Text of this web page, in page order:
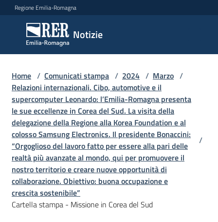
Vai al contenuto
Vai alla navigazione
Vai al footer
Regione Emilia-Romagna
Notizie
Notizie
Comunicati
stampa
Menu selezionato
Cerca
un
comunicato
Risorse
Home / Comunicati stampa / 2024 / Marzo /
Relazioni internazionali. Cibo, automotive e il
supercomputer Leonardo: l’Emilia-Romagna presenta
le sue eccellenze in Corea del Sud. La visita della
delegazione della Regione alla Korea Foundation e al
colosso Samsung Electronics. Il presidente Bonaccini:
“Orgoglioso del lavoro fatto per essere alla pari delle
realtà più avanzate al mondo, qui per promuovere il
nostro territorio e creare nuove opportunità di
collaborazione. Obiettivo: buona occupazione e
crescita sostenibile”
/
Cartella stampa - Missione in Corea del Sud